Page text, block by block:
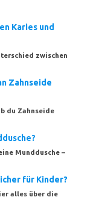
Karies und
zwischen
Zahnseide
du Zahnseide
Munddusche –
für Kinder?
alles über die